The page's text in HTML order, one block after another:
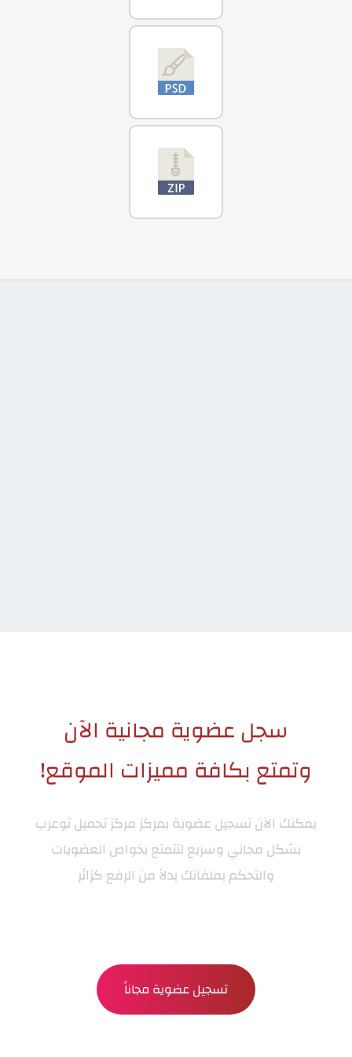
سجل عضوية مجانية الآن
وتمتع بكافة مميزات الموقع!
يمكنك الآن تسجيل عضوية بمركزمركز تحميل توعرب
بشكل مجاني وسريع لتتمتع بخواص العضويات
والتحكم بملفاتك بدلاً من الرفع كزائر
تسجيل عضوية مجاناً